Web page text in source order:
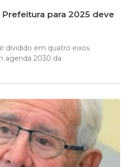
para 2025 deve
dividido em quatro eixos
agenda 2030 da